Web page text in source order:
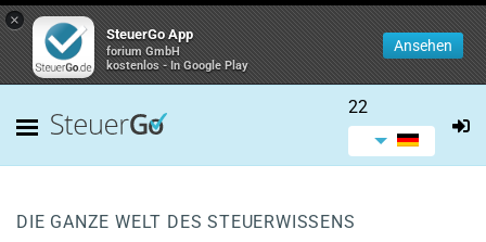
×
SteuerGo App
forium GmbH
kostenlos - In Google Play
Ansehen
22
DIE GANZE WELT DES STEUERWISSENS